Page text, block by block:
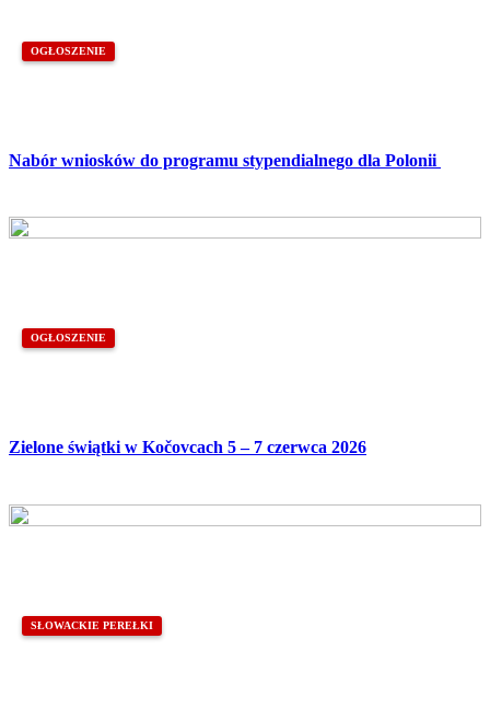
OGŁOSZENIE
Nabór wniosków do programu stypendialnego dla Polonii
OGŁOSZENIE
Zielone świątki w Kočovcach 5 – 7 czerwca 2026
SŁOWACKIE PEREŁKI